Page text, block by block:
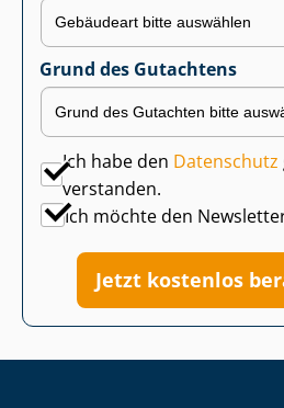
Grund des Gutachtens
Ich habe den Datenschutz
verstanden.
Ich möchte den
Jetzt kostenlos